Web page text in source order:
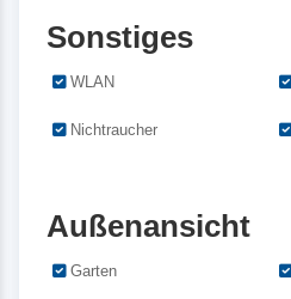
Sonstiges
WLAN
Nichtraucher
Außenansicht
Garten